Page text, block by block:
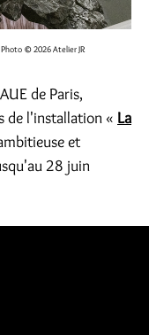
© 2026 Atelier JR
de Paris,
de l'installation « La
et
28 juin